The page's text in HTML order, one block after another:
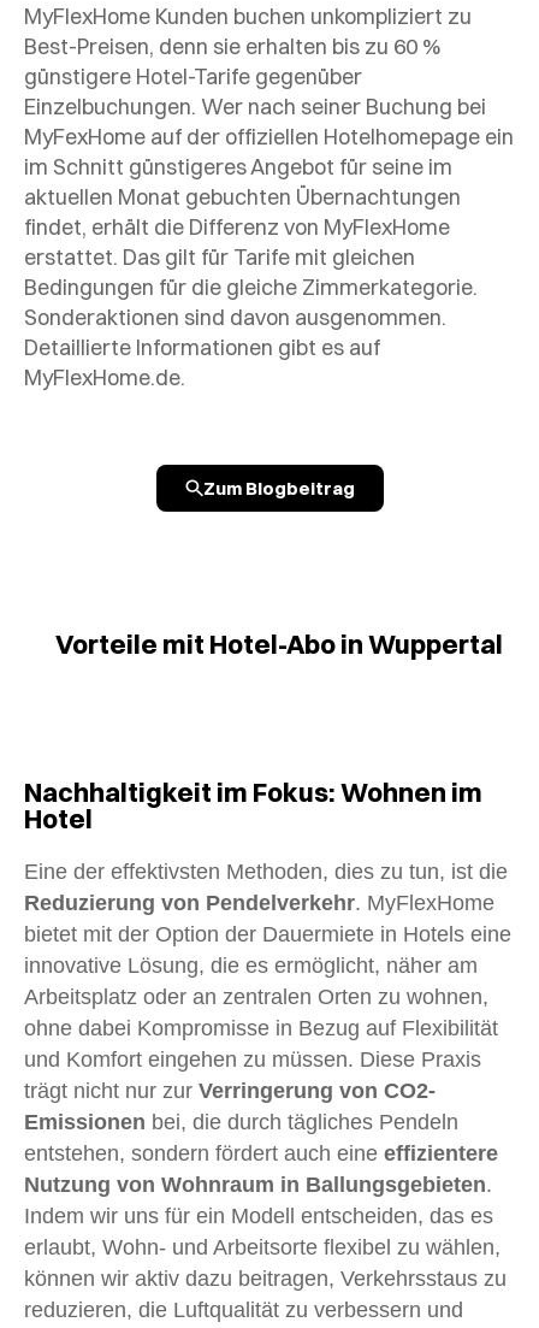
MyFlexHome Kunden buchen unkompliziert zu
Best-Preisen, denn sie erhalten bis zu 60 %
günstigere Hotel-Tarife gegenüber
Einzelbuchungen. Wer nach seiner Buchung bei
MyFexHome auf der offiziellen Hotelhomepage ein
im Schnitt günstigeres Angebot für seine im
aktuellen Monat gebuchten Übernachtungen
findet, erhält die Differenz von MyFlexHome
erstattet. Das gilt für Tarife mit gleichen
Bedingungen für die gleiche Zimmerkategorie.
Sonderaktionen sind davon ausgenommen.
Detaillierte Informationen gibt es auf
MyFlexHome.de.
Zum Blogbeitrag
Vorteile mit Hotel-Abo in Wuppertal
Nachhaltigkeit im Fokus: Wohnen im
Hotel
Eine der effektivsten Methoden, dies zu tun, ist die
Reduzierung von Pendelverkehr. MyFlexHome
bietet mit der Option der Dauermiete in Hotels eine
innovative Lösung, die es ermöglicht, näher am
Arbeitsplatz oder an zentralen Orten zu wohnen,
ohne dabei Kompromisse in Bezug auf Flexibilität
und Komfort eingehen zu müssen. Diese Praxis
trägt nicht nur zur Verringerung von CO2-
Emissionen bei, die durch tägliches Pendeln
entstehen, sondern fördert auch eine effizientere
Nutzung von Wohnraum in Ballungsgebieten.
Indem wir uns für ein Modell entscheiden, das es
erlaubt, Wohn- und Arbeitsorte flexibel zu wählen,
können wir aktiv dazu beitragen, Verkehrsstaus zu
reduzieren, die Luftqualität zu verbessern und